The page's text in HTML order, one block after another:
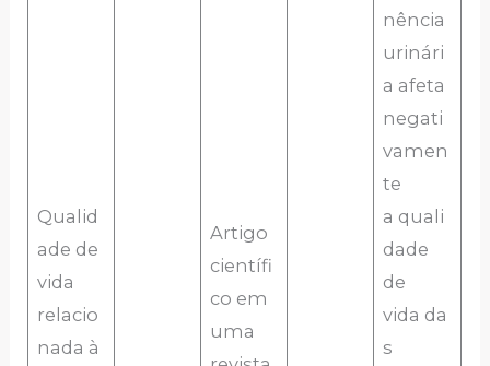
Qualid
ade de
vida
relacio
nada à
Artigo
científi
co em
uma
nência
urinári
a afeta
negati
vamen
te
a quali
dade
de
vida da
s